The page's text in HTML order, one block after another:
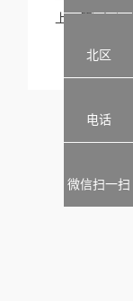
上一篇：
北区
电话
微信扫一扫